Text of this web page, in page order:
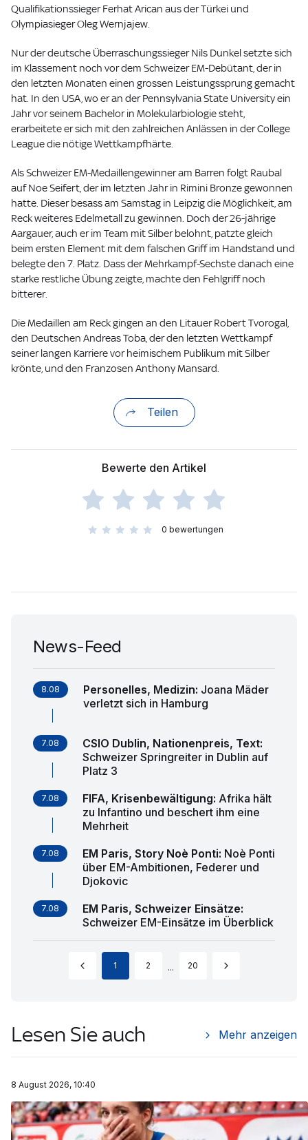
Qualifikationssieger Ferhat Arican aus der Türkei und
Olympiasieger Oleg Wernjajew.
Nur der deutsche Überraschungssieger Nils Dunkel setzte sich
im Klassement noch vor dem Schweizer EM-Debütant, der in
den letzten Monaten einen grossen Leistungssprung gemacht
hat. In den USA, wo er an der Pennsylvania State University ein
Jahr vor seinem Bachelor in Molekularbiologie steht,
erarbeitete er sich mit den zahlreichen Anlässen in der College
League die nötige Wettkampfhärte.
Als Schweizer EM-Medaillengewinner am Barren folgt Raubal
auf Noe Seifert, der im letzten Jahr in Rimini Bronze gewonnen
hatte. Dieser besass am Samstag in Leipzig die Möglichkeit, am
Reck weiteres Edelmetall zu gewinnen. Doch der 26-jährige
Aargauer, auch er im Team mit Silber belohnt, patzte gleich
beim ersten Element mit dem falschen Griff im Handstand und
belegte den 7. Platz. Dass der Mehrkampf-Sechste danach eine
starke restliche Übung zeigte, machte den Fehlgriff noch
bitterer.
Die Medaillen am Reck gingen an den Litauer Robert Tvorogal,
den Deutschen Andreas Toba, der den letzten Wettkampf
seiner langen Karriere vor heimischem Publikum mit Silber
krönte, und den Franzosen Anthony Mansard.
Teilen
Bewerte den Artikel
0 bewertungen
News-Feed
8.08 Personelles, Medizin: Joana Mäder
verletzt sich in Hamburg
7.08 CSIO Dublin, Nationenpreis, Text:
Schweizer Springreiter in Dublin auf
Platz 3
7.08 FIFA, Krisenbewältigung: Afrika hält
zu Infantino und beschert ihm eine
Mehrheit
7.08 EM Paris, Story Noè Ponti: Noè Ponti
über EM-Ambitionen, Federer und
Djokovic
7.08 EM Paris, Schweizer Einsätze:
Schweizer EM-Einsätze im Überblick
1 2 ... 20
Lesen Sie auch Mehr anzeigen
8 August 2026, 10:40